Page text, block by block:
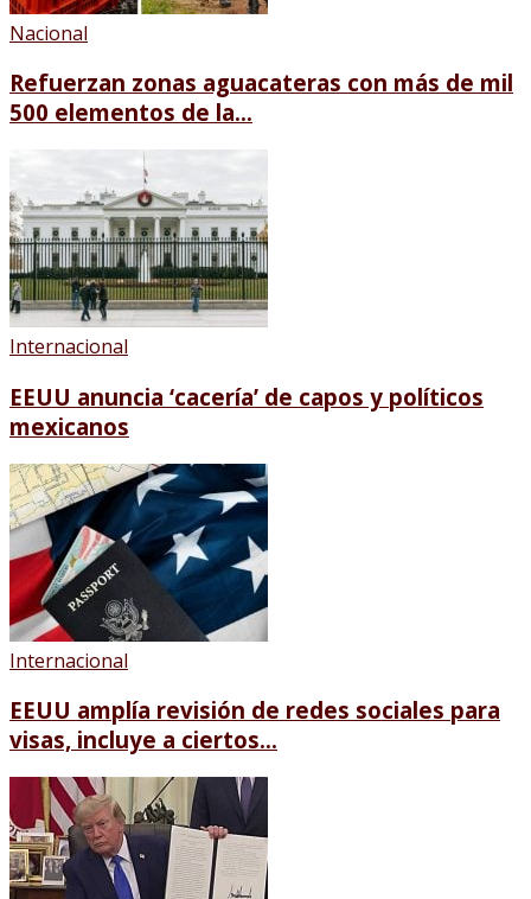
Nacional
Refuerzan zonas aguacateras con más de mil
500 elementos de la...
Internacional
EEUU anuncia ‘cacería’ de capos y políticos
mexicanos
Internacional
EEUU amplía revisión de redes sociales para
visas, incluye a ciertos...